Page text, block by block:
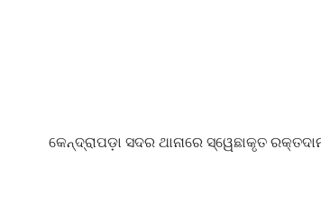
କେନ୍ଦ୍ରାପଡ଼ା ସଦର ଥାନାରେ ସ୍ୱେଛାକୃତ